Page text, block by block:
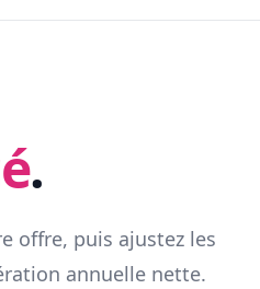
.
offre, puis ajustez les
annuelle nette.